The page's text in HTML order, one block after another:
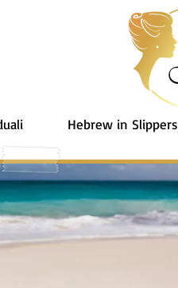
Hebrew in Slippers